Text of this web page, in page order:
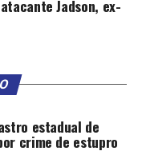
elevado” – a qual
através da
do Comando
quem apoiasse ou
com mensagens
na bala’ e ‘Quem
Jadson, ex-
estadual de
crime de estupro